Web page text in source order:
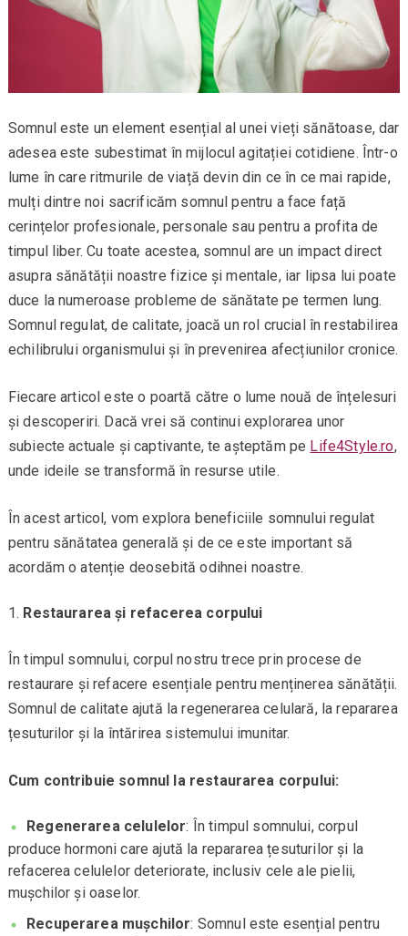
Somnul este un element esențial al unei vieți sănătoase, dar
adesea este subestimat în mijlocul agitației cotidiene. Într-o
lume în care ritmurile de viață devin din ce în ce mai rapide,
mulți dintre noi sacrificăm somnul pentru a face față
cerințelor profesionale, personale sau pentru a profita de
timpul liber. Cu toate acestea, somnul are un impact direct
asupra sănătății noastre fizice și mentale, iar lipsa lui poate
duce la numeroase probleme de sănătate pe termen lung.
Somnul regulat, de calitate, joacă un rol crucial în restabilirea
echilibrului organismului și în prevenirea afecțiunilor cronice.
Fiecare articol este o poartă către o lume nouă de înțelesuri
și descoperiri. Dacă vrei să continui explorarea unor
subiecte actuale și captivante, te așteptăm pe Life4Style.ro,
unde ideile se transformă în resurse utile.
În acest articol, vom explora beneficiile somnului regulat
pentru sănătatea generală și de ce este important să
acordăm o atenție deosebită odihnei noastre.
Restaurarea și refacerea corpului
În timpul somnului, corpul nostru trece prin procese de
restaurare și refacere esențiale pentru menținerea sănătății.
Somnul de calitate ajută la regenerarea celulară, la repararea
țesuturilor și la întărirea sistemului imunitar.
Cum contribuie somnul la restaurarea corpului:
Regenerarea celulelor: În timpul somnului, corpul
produce hormoni care ajută la repararea țesuturilor și la
refacerea celulelor deteriorate, inclusiv cele ale pielii,
mușchilor și oaselor.
Recuperarea mușchilor: Somnul este esențial pentru